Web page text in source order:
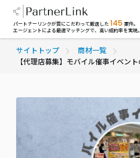
パートナーリンクが質にこだわって厳選した 145 案件。
エージェントによる最適マッチングで、高い成約率を実現。
サイトトップ
商材一覧
【代理店募集】モバイル催事イベン